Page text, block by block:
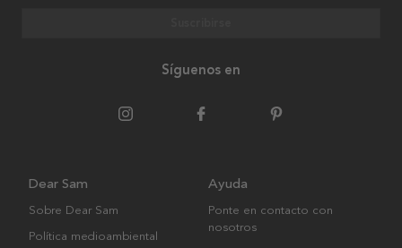
Síguenos en
Dear Sam
Sobre Dear Sam
Política medioambiental
Ayuda
Ponte en contacto con
nosotros